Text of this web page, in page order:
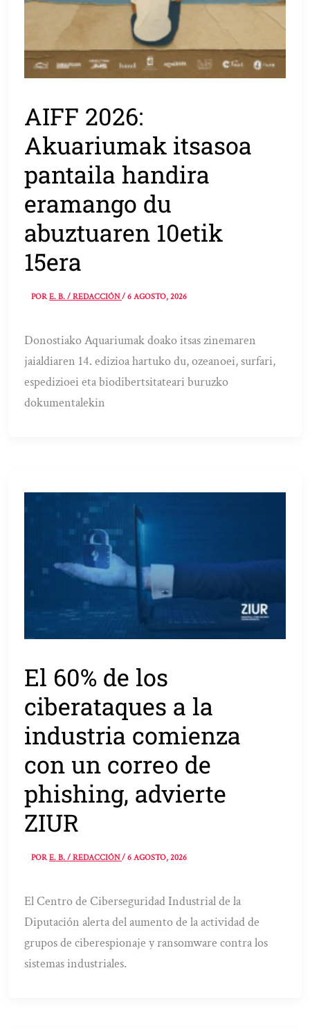
AIFF 2026:
Akuariumak itsasoa
pantaila handira
eramango du
abuztuaren 10etik
15era
PORE. B. / REDACCIÓN/6 AGOSTO, 2026
Donostiako Aquariumak doako itsas zinemaren
jaialdiaren 14. edizioa hartuko du, ozeanoei, surfari,
espedizioei eta biodibertsitateari buruzko
dokumentalekin
El 60% de los
ciberataques a la
industria comienza
con un correo de
phishing, advierte
ZIUR
PORE. B. / REDACCIÓN/6 AGOSTO, 2026
El Centro de Ciberseguridad Industrial de la
Diputación alerta del aumento de la actividad de
grupos de ciberespionaje y ransomware contra los
sistemas industriales.